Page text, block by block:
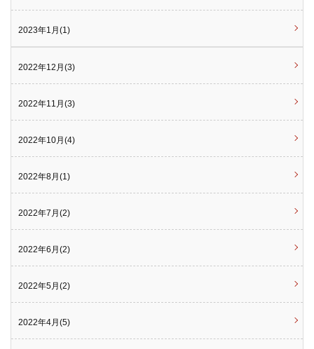
2023年1月(1)
2022年12月(3)
2022年11月(3)
2022年10月(4)
2022年8月(1)
2022年7月(2)
2022年6月(2)
2022年5月(2)
2022年4月(5)